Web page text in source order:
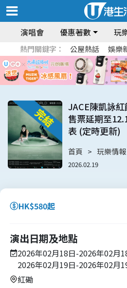
演唱會 優惠著數 玩
熱門關鍵字： 公屋熱話 娛樂
JACE陳凱詠
售票延期至
表 (定時更新)
首頁 玩樂情報
2026.02.19
HK$580起
演出日期及地點
2026年02月18日-2026年02月
2026年02月19日-2026年02月
紅磡